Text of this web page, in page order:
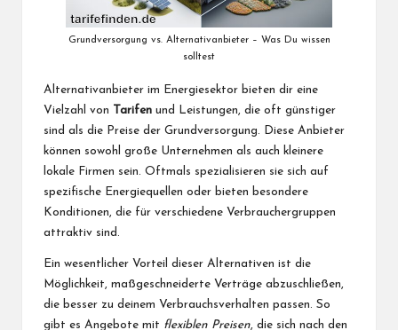
Grundversorgung vs. Alternativanbieter – Was Du wissen
solltest
Alternativanbieter im Energiesektor bieten dir eine
Vielzahl von
Tarifen und Leistungen, die oft günstiger
sind als die Preise der Grundversorgung. Diese Anbieter
können sowohl große Unternehmen als auch kleinere
lokale Firmen sein. Oftmals spezialisieren sie sich auf
spezifische Energiequellen oder bieten besondere
Konditionen, die für verschiedene Verbrauchergruppen
attraktiv sind.
Ein wesentlicher Vorteil dieser Alternativen ist die
Möglichkeit, maßgeschneiderte Verträge abzuschließen,
die besser zu deinem Verbrauchsverhalten passen. So
gibt es Angebote mit flexiblen Preisen , die sich nach den